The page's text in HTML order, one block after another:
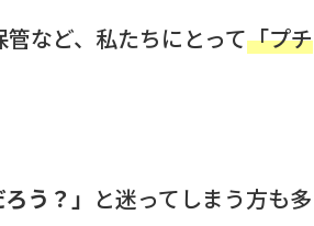
など、私たちにとって「プチ
う？」 と迷ってしまう方も多